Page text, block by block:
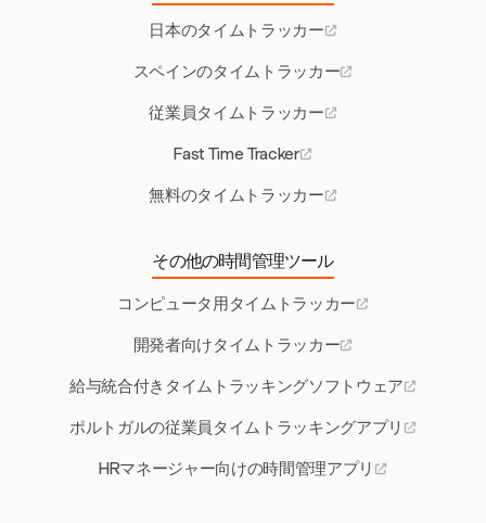
日本のタイムトラッカー
スペインのタイムトラッカー
従業員タイムトラッカー
Fast Time Tracker
無料のタイムトラッカー
その他の時間管理ツール
コンピュータ用タイムトラッカー
開発者向けタイムトラッカー
給与統合付きタイムトラッキングソフトウェア
ポルトガルの従業員タイムトラッキングアプリ
HRマネージャー向けの時間管理アプリ